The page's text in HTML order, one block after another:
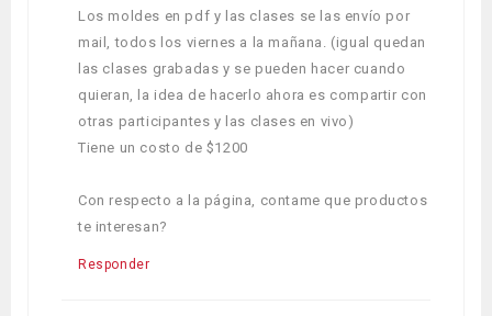
Los moldes en pdf y las clases se las envío por
mail, todos los viernes a la mañana. (igual quedan
las clases grabadas y se pueden hacer cuando
quieran, la idea de hacerlo ahora es compartir con
otras participantes y las clases en vivo)
Tiene un costo de $1200
Con respecto a la página, contame que productos
te interesan?
Responder